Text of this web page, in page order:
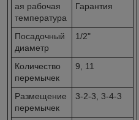
ая рабочая
температура
Гарантия
Посадочный
диаметр
1/2"
Количество
перемычек
9, 11
Размещение
перемычек
3-2-3, 3-4-3